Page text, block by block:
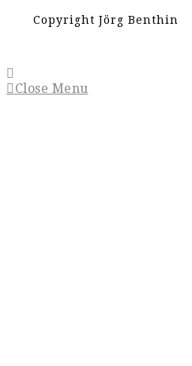
Copyright Jörg Benthin
Close Menu